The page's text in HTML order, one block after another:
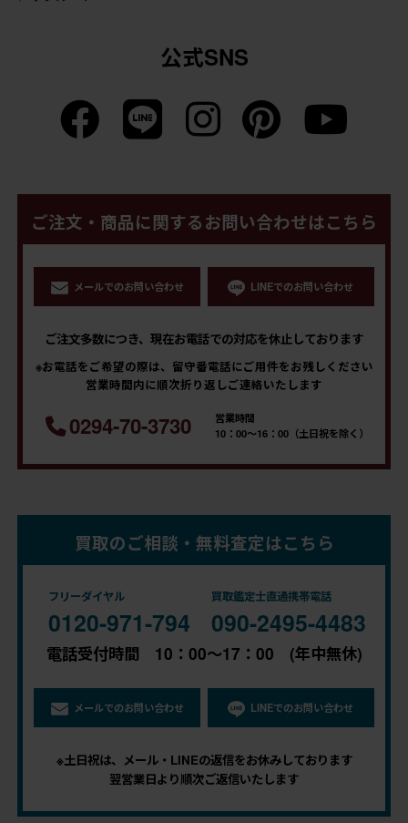
公式SNS
ご注文・商品に関するお問い合わせはこちら
メールでのお問い合わせ LINEでのお問い合わせ
ご注文多数につき、現在お電話での対応を休止しております
※お電話をご希望の際は、留守番電話にご用件をお残しください
営業時間内に順次折り返しご連絡いたします
0294-70-3730
営業時間
10：00～16：00（土日祝を除く）
買取のご相談・無料査定はこちら
フリーダイヤル
0120-971-794
買取鑑定士直通携帯電話
090-2495-4483
電話受付時間 10：00～17：00 (年中無休)
メールでのお問い合わせ LINEでのお問い合わせ
※土日祝は、メール・LINEの返信をお休みしております
翌営業日より順次ご返信いたします